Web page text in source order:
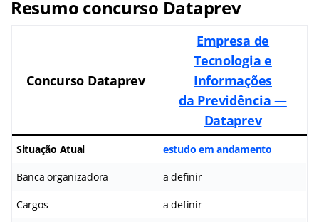
Resumo concurso Dataprev
Concurso Dataprev
Empresa de
Tecnologia e
Informações
da Previdência —
Dataprev
Situação Atual estudo em andamento
Banca organizadora a definir
Cargos a definir